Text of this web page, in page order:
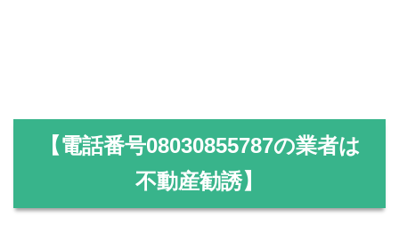
【電話番号08030855787の業者は
不動産勧誘】